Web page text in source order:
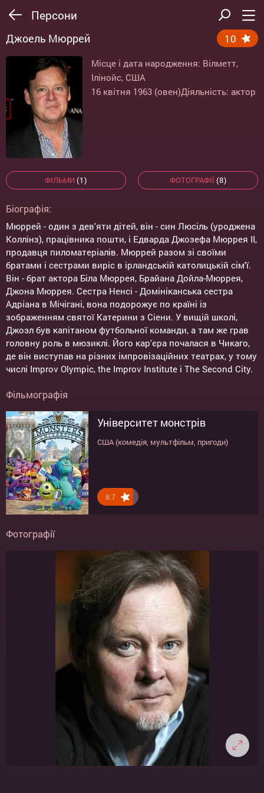
Персони
Джоель Мюррей 10
Місце і дата народження: Вілметт,
Ілінойс, США
16 квітня 1963 (овен)Діяльність: актор
ФІЛЬМИ (1) ФОТОГРАФІЇ(8)
Біографія:
Мюррей - один з дев'яти дітей, він - син Люсіль (уроджена
Коллінз), працівника пошти, і Едварда Джозефа Мюррея II,
продавця пиломатеріалів. Мюррей разом зі своїми
братами і сестрами виріс в ірландській католицькій сім'ї.
Він - брат актора Біла Мюррея, Брайана Дойла-Мюррея,
Джона Мюррея. Сестра Ненсі - Домініканська сестра
Адріана в Мічігані, вона подорожує по країні із
зображенням святої Катерини з Сіени. У вищій школі,
Джоэл був капітаном футбольної команди, а там же грав
головну роль в мюзиклі. Його кар'єра почалася в Чикаго,
де він виступав на різних імпровізаційних театрах, у тому
числі Improv Olympic, the Improv Institute і The Second City.
Фільмографія
Університет монстрів
США (комедія, мультфільм, пригоди)
8.7
Фотографії